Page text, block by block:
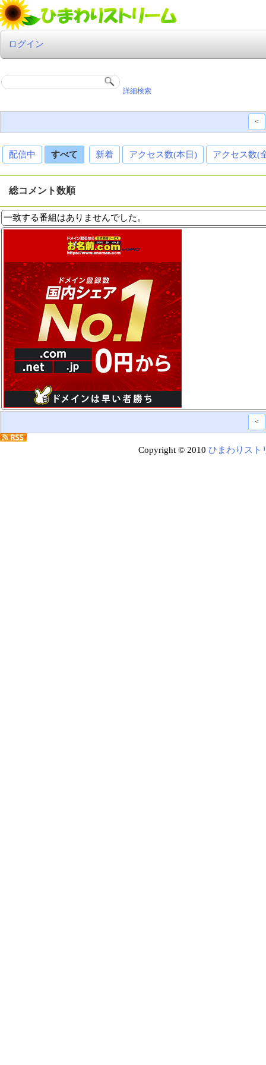
ログイン
詳細検索
<
配信中 すべて 新着 アクセス数(本日) アクセス数(
総コメント数順
一致する番組はありませんでした。
<
Copyright © 2010 ひまわりスト